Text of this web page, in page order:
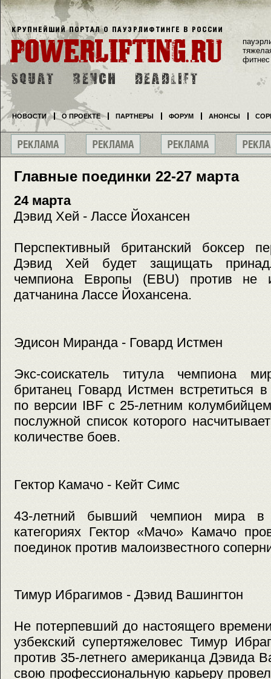
Главные поединки 22-27 марта
24 марта
Дэвид Хей - Лассе Йохансен
Перспективный британский боксер
Дэвид Хей будет защищать
чемпиона Европы (EBU) против не
датчанина Лассе Йохансена.
Эдисон Миранда - Говард Истмен
Экс-соискатель титула чемпиона
британец Говард Истмен встретиться
по версии IBF с 25-летним
послужной список которого
количестве боев.
Гектор Камачо - Кейт Симс
43-летний бывший чемпион мира в
категориях Гектор «Мачо» Камачо
поединок против малоизвестного
Тимур Ибрагимов - Дэвид Вашингтон
Не потерпевший до настоящего
узбекский супертяжеловес Тимур
против 35-летнего американца Дэвида
свою профессиональную карьеру
фитнес
НОВОСТИ О ПРОЕКТЕ ПАРТНЕРЫ ФОРУМ АНОНСЫ